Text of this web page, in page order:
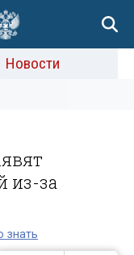
Новости
из-за
знать